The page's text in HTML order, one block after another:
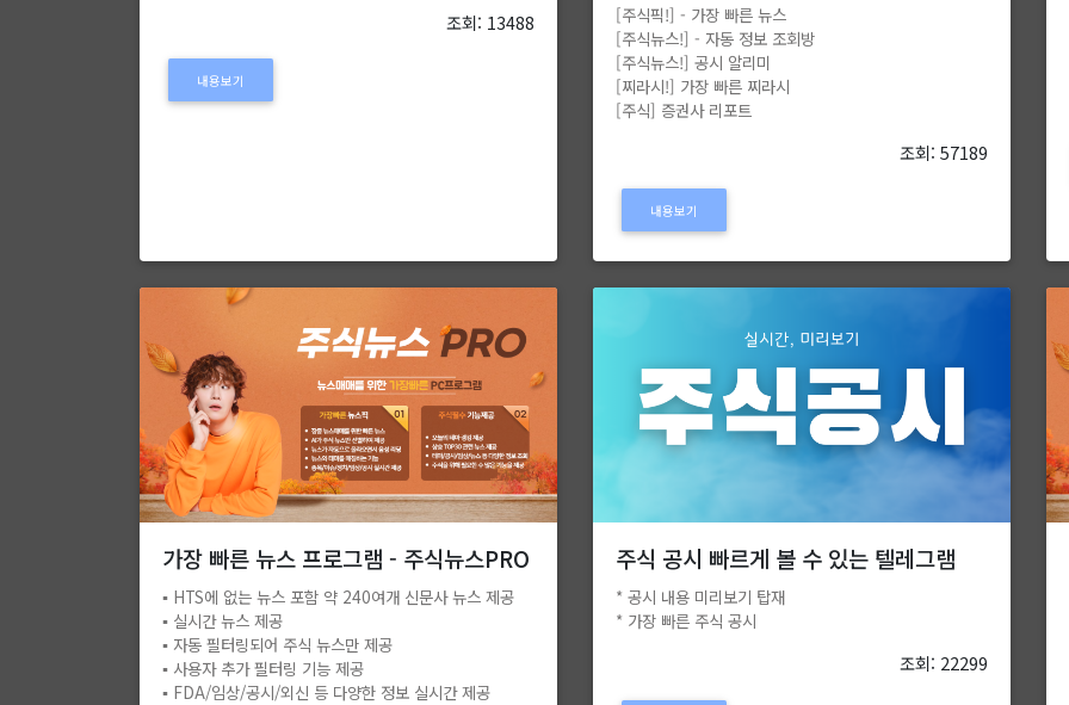
조회: 13488
내용보기
[주식픽!] - 가장 빠른 뉴스
[주식뉴스!] - 자동 정보 조회방
[주식뉴스!] 공시 알리미
[찌라시!] 가장 빠른 찌라시
[주식] 증권사 리포트
조회: 57189
내용보기
가장 빠른 뉴스 프로그램 - 주식뉴스PRO
▪️ HTS에 없는 뉴스 포함 약 240여개 신문사 뉴스 제공
▪️ 실시간 뉴스 제공
▪️ 자동 필터링되어 주식 뉴스만 제공
▪️ 사용자 추가 필터링 기능 제공
▪️ FDA/임상/공시/외신 등 다양한 정보 실시간 제공
주식 공시 빠르게 볼 수 있는 텔레그램
* 공시 내용 미리보기 탑재
* 가장 빠른 주식 공시
조회: 22299